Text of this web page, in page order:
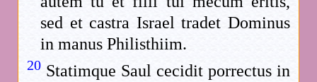
sed et castra Israel tradet Dominus
in manus Philisthiim.
20 Statimque Saul cecidit porrectus in